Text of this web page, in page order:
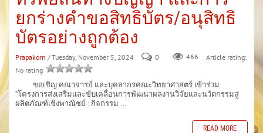
ยกร่างคำขอสิทธิบัตร/อนุสิทธิ
บัตรอย่างถูกต้อง
Prapakorn / Tuesday, November 5, 2024 0 466
Article rating:
No rating
ขอเชิญ คณาจารย์ และบุคลากรคณะวิทยาศาสตร์ เข้าร่วม
“โครงการส่งเสริมและขับเคลื่อนการพัฒนาผลงานวิจัยและนวัตกรรมสู่
ผลิตภัณฑ์เชิงพาณิชย์ : กิจกรรม ...
READ MORE